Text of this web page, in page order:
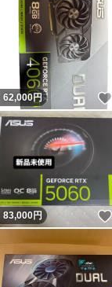
62,000円
83,000円